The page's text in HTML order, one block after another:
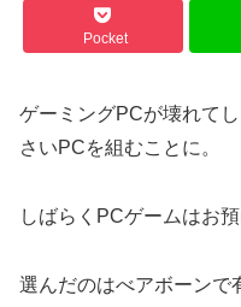
Pocket
ゲーミングPCが壊れて
さいPCを組むことに。
しばらくPCゲームはお預
選んだのはべアボーンで